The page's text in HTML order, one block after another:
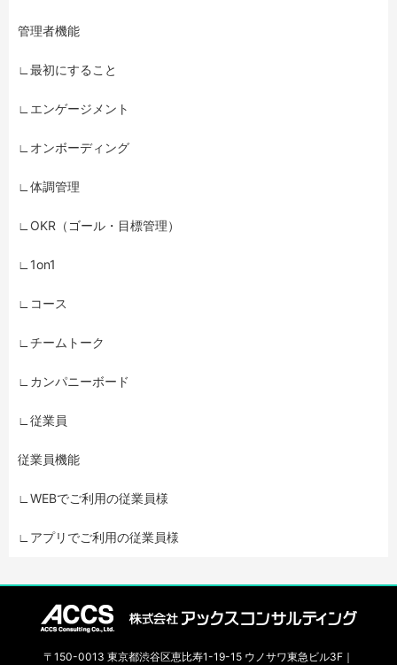
管理者機能
∟最初にすること
∟エンゲージメント
∟オンボーディング
∟体調管理
∟OKR（ゴール・目標管理）
∟1on1
∟コース
∟チームトーク
∟カンパニーボード
∟従業員
従業員機能
∟WEBでご利用の従業員様
∟アプリでご利用の従業員様
〒150-0013 東京都渋谷区恵比寿1-19-15 ウノサワ東急ビル3F｜